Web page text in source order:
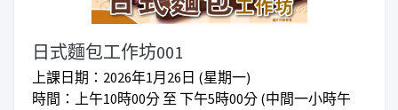
日式麵包工作坊001
上課日期：2026年1月26日 (星期一)
時間：上午10時00分 至 下午5時00分 (中間一小時午